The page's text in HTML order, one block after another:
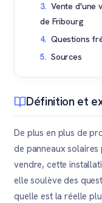
Vente d'une
de Fribourg
Questions
Sources
Définition et
De plus en plus de
de panneaux
vendre, cette
elle soulève des
quelle est la réelle